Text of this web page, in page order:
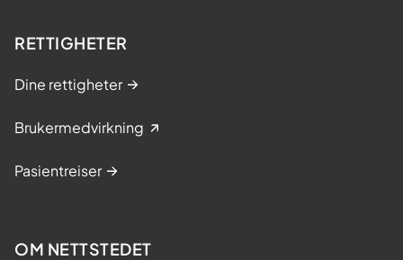
RETTIGHETER
Dine rettigheter
Brukermedvirkning
Pasientreiser
OM NETTSTEDET